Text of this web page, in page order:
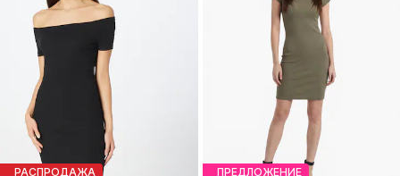
РАСПРОДАЖА ПРЕДЛОЖЕНИЕ